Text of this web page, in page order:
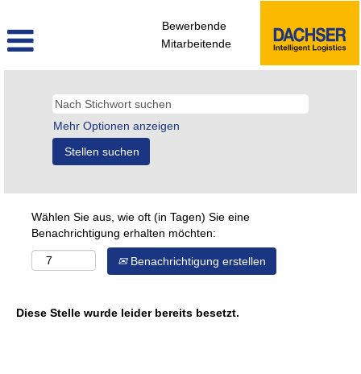
Bewerbende
Mitarbeitende
Mehr Optionen anzeigen
Wählen Sie aus, wie oft (in Tagen) Sie eine
Benachrichtigung erhalten möchten:
Benachrichtigung erstellen
Diese Stelle wurde leider bereits besetzt.